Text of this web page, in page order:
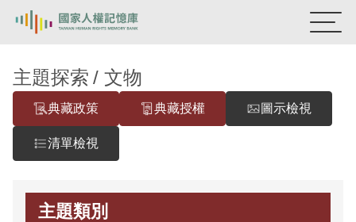
熱門關鍵字：陳孟和 李舜治 鹿窟事件
安康接待室
新生訓導處
蛋殼畫 送物單
背景知識
主題探索 文物
典藏政策 典藏授權 圖示檢視
清單檢視
主題類別